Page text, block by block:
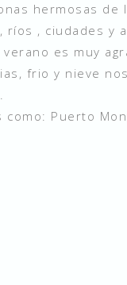
hermosas de
ríos , ciudades
es muy
frio y nieve
Puerto